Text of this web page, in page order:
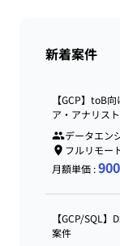
新着案件
【GCP】toB
ア・アナリス
データエン
フルリモー
月額単価 :
【GCP/SQL
案件